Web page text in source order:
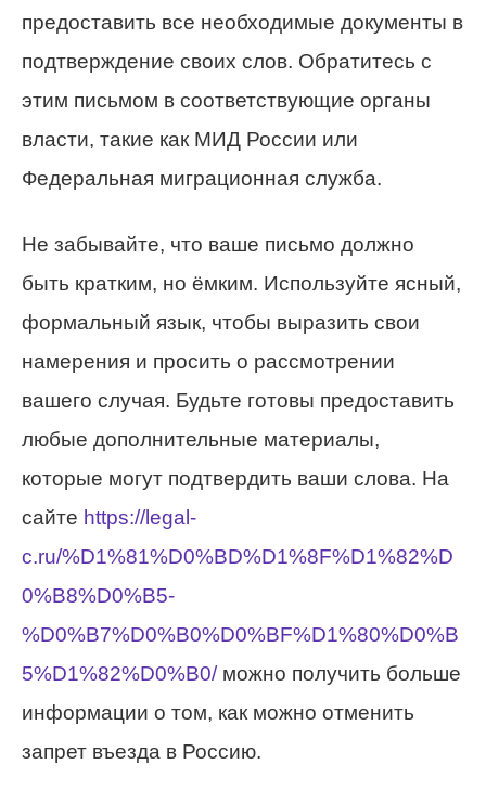
предоставить все необходимые документы в
подтверждение своих слов. Обратитесь с
этим письмом в соответствующие органы
власти, такие как МИД России или
Федеральная миграционная служба.
Не забывайте, что ваше письмо должно
быть кратким, но ёмким. Используйте ясный,
формальный язык, чтобы выразить свои
намерения и просить о рассмотрении
вашего случая. Будьте готовы предоставить
любые дополнительные материалы,
которые могут подтвердить ваши слова. На
сайте https://legal-
c.ru/%D1%81%D0%BD%D1%8F%D1%82%D
0%B8%D0%B5-
%D0%B7%D0%B0%D0%BF%D1%80%D0%B
5%D1%82%D0%B0/можно получить больше
информации о том, как можно отменить
запрет въезда в Россию.